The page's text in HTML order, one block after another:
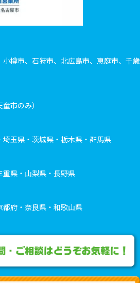
樽市、石狩市、北広島市、恵庭市、千歳
市のみ）
玉県・茨城県・栃木県・群馬県
重県・山梨県・長野県
府・奈良県・和歌山県